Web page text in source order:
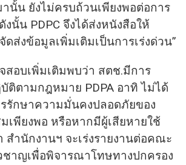
นั้น ยังไม่ครบถ้วนเพียงพอต่อการ
งนั้น PDPC จึงได้ส่งหนังสือให้
ส่งข้อมูลเพิ่มเติมเป็นการเร่งด่วน”
สอบเพิ่มเติมพบว่า สตช.มีการ
ติตามกฎหมาย PDPA อาทิ ไม่ได้
รักษาความมั่นคงปลอดภัยของ
เพียงพอ หรือหากมีผู้เสียหายใช้
สำนักงานฯ จะเร่งรายงานต่อคณะ
ชาญเพื่อพิจารณาโทษทางปกครอง